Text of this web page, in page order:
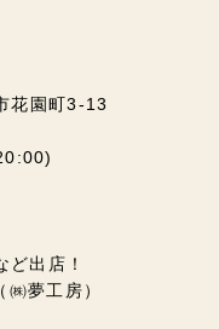
花園町3-13
出店！
夢工房）